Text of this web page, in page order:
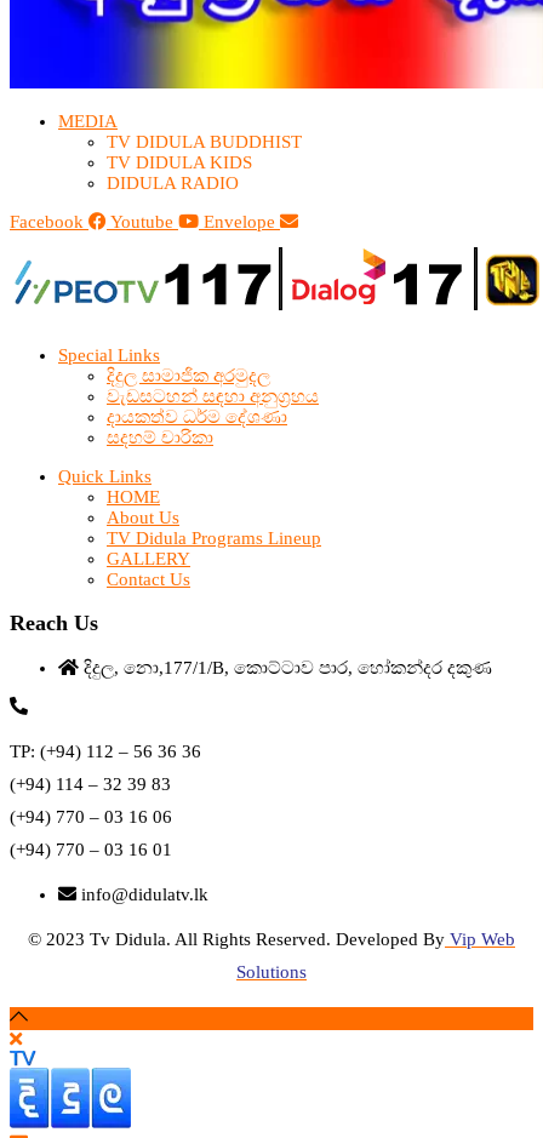
MEDIA
TV DIDULA BUDDHIST​
TV DIDULA KIDS
DIDULA RADIO
Facebook
Youtube Envelope
Special Links
දිදුල සාමාජික අරමුදල
වැඩසටහන් සඳහා අනුග්‍රහය
දායකත්ව ධර්ම දේශණා
සදහම් චාරිකා
Quick Links
HOME
About Us
TV Didula Programs Lineup
GALLERY
Contact Us
Reach Us
දිදුල, නො,177/1/B, කොට්ටාව පාර, හෝකන්දර දකුණ
TP: (+94) 112 – 56 36 36
(+94) 114 – 32 39 83
(+94) 770 – 03 16 06
(+94) 770 – 03 16 01
info@didulatv.lk
© 2023 Tv Didula. All Rights Reserved. Developed By Vip Web
Solutions